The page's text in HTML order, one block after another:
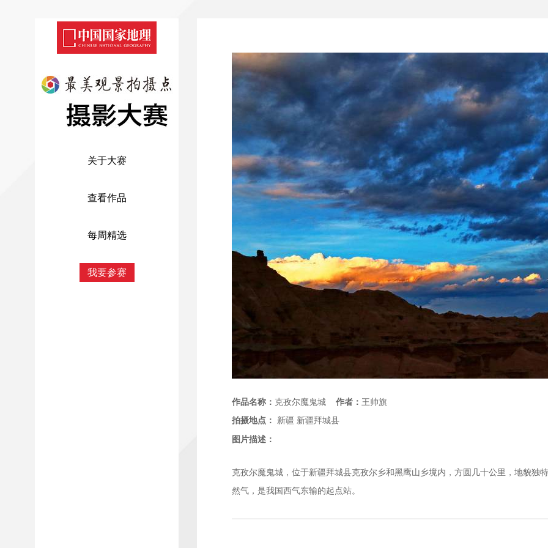
关于大赛
查看作品
每周精选
我要参赛
作品名称： 克孜尔魔鬼城 作者： 王帅旗
拍摄地点：
新疆 新疆拜城县
图片描述：
克孜尔魔鬼城，位于新疆拜城县克孜尔乡和黑鹰山乡境内，方圆几十公里，地貌独
然气，是我国西气东输的起点站。